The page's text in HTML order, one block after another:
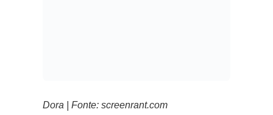
Dora | Fonte: screenrant.com